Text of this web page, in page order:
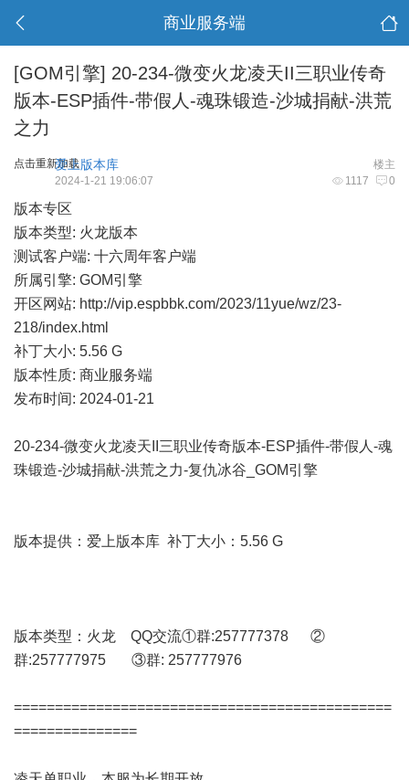
商业服务端
[GOM引擎] 20-234-微变火龙凌天II三职业传奇
版本-ESP插件-带假人-魂珠锻造-沙城捐献-洪荒
之力
点击重新加载 楼主
爱上版本库
1117 0
2024-1-21 19:06:07
版本专区
版本类型: 火龙版本
测试客户端: 十六周年客户端
所属引擎: GOM引擎
开区网站: http://vip.espbbk.com/2023/11yue/wz/23-
218/index.html
补丁大小: 5.56 G
版本性质: 商业服务端
发布时间: 2024-01-21
20-234-微变火龙凌天II三职业传奇版本-ESP插件-带假人-魂
珠锻造-沙城捐献-洪荒之力-复仇冰谷_GOM引擎
版本提供：爱上版本库 补丁大小：5.56 G
版本类型：火龙 QQ交流①群:257777378 ②
群:257777975 ③群: 257777976
==============================================
===============